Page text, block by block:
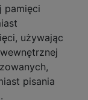
pamięci
używając
pisania